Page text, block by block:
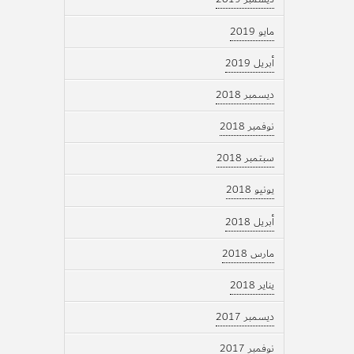
مايو 2019
أبريل 2019
ديسمبر 2018
نوفمبر 2018
سبتمبر 2018
يونيو 2018
أبريل 2018
مارس 2018
يناير 2018
ديسمبر 2017
نوفمبر 2017